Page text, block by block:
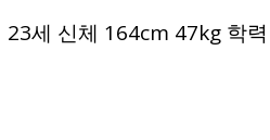
세 신체 164cm 47kg 학